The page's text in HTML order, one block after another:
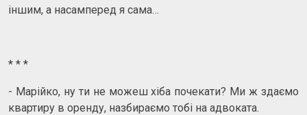
іншим, а насамперед я сама…
* * *
- Марійко, ну ти не можеш хіба почекати? Ми ж здаємо
квартиру в оренду, назбираємо тобі на адвоката.